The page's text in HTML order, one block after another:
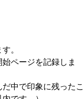
。
ページを記録しま
中で印象に残った